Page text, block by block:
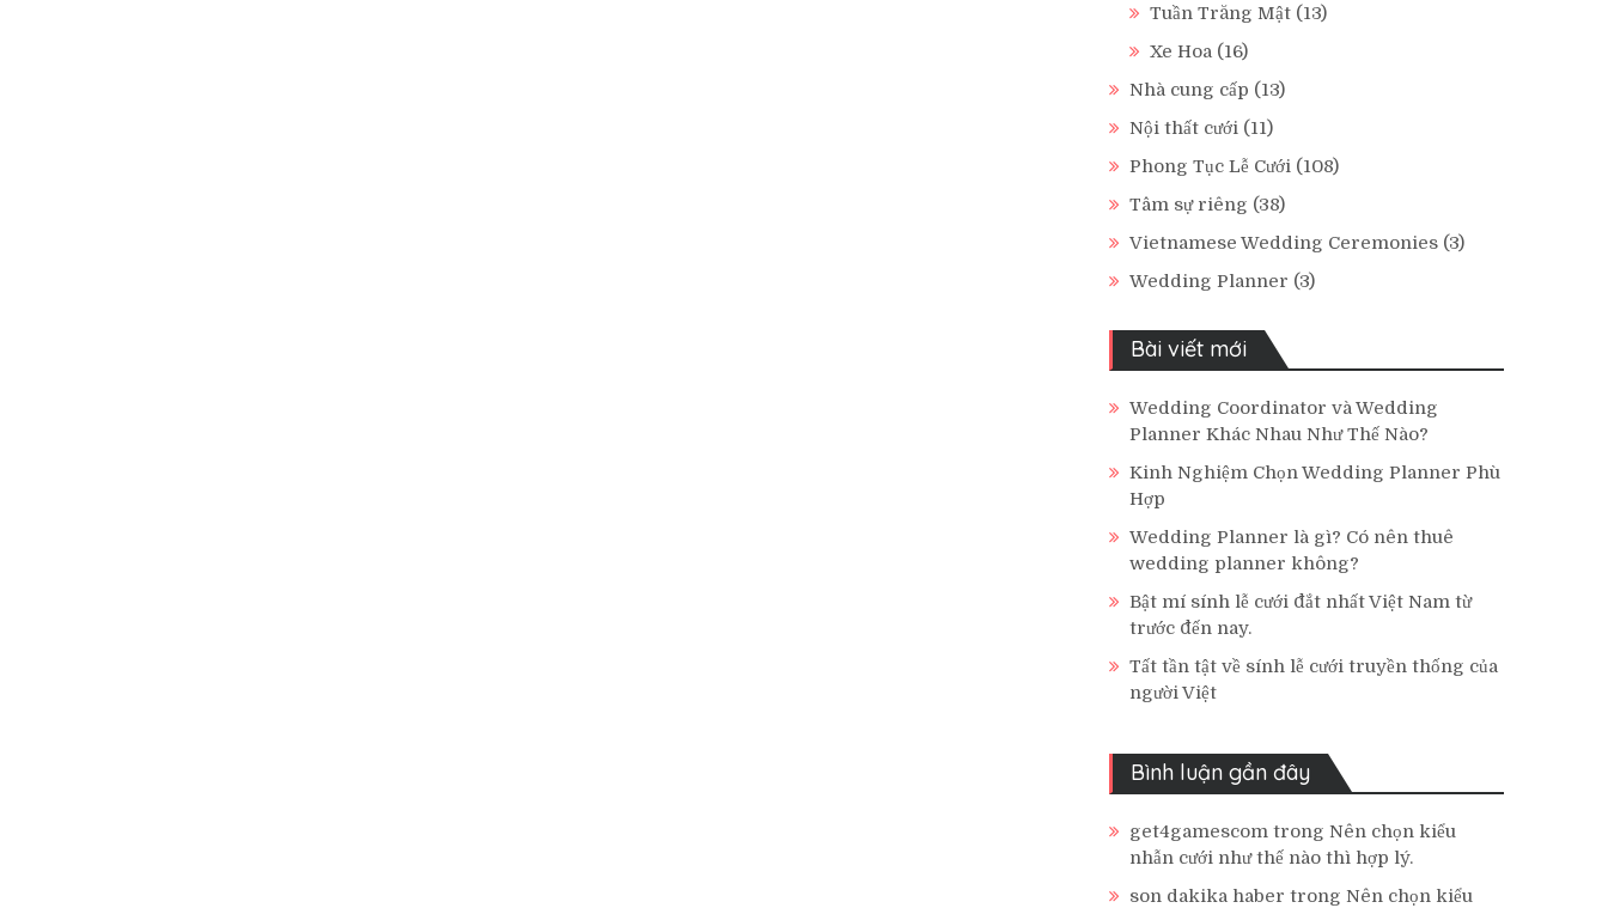
Tuần Trăng Mật (13)
Xe Hoa (16)
Nhà cung cấp (13)
Nội thất cưới (11)
Phong Tục Lễ Cưới (108)
Tâm sự riêng (38)
Vietnamese Wedding Ceremonies (3)
Wedding Planner (3)
Bài viết mới
Wedding Coordinator và Wedding
Planner Khác Nhau Như Thế Nào?
Kinh Nghiệm Chọn Wedding Planner Phù
Hợp
Wedding Planner là gì? Có nên thuê
wedding planner không?
Bật mí sính lễ cưới đắt nhất Việt Nam từ
trước đến nay.
Tất tần tật về sính lễ cưới truyền thống của
người Việt
Bình luận gần đây
get4gamescom trong Nên chọn kiểu
nhẫn cưới như thế nào thì hợp lý.
son dakika haber trong Nên chọn kiểu